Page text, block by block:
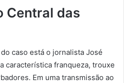
Central das
caso está o jornalista José
característica franqueza, trouxe
Em uma transmissão ao